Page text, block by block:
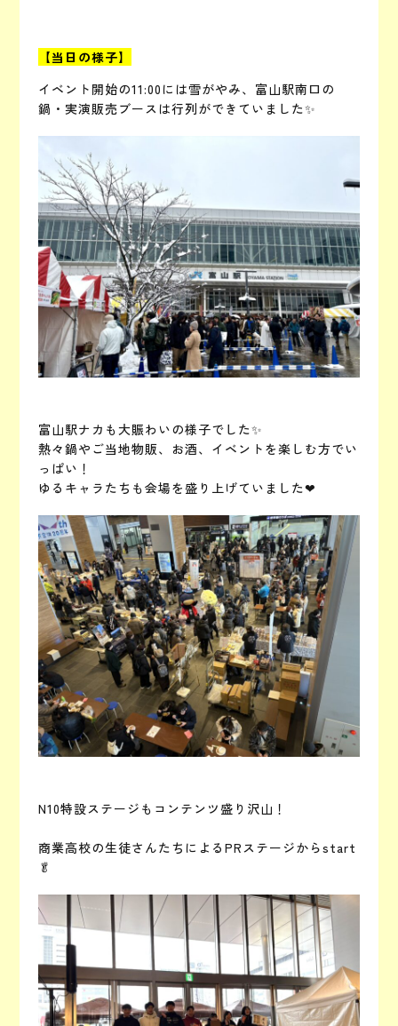
【当日の様子】
イベント開始の11:00には雪がやみ、富山駅南口の
鍋・実演販売ブースは行列ができていました✨
富山駅ナカも大賑わいの様子でした✨
熱々鍋やご当地物販、お酒、イベントを楽しむ方でい
っぱい！
ゆるキャラたちも会場を盛り上げていました❤
N10特設ステージもコンテンツ盛り沢山！
商業高校の生徒さんたちによるPRステージからstart
🥬